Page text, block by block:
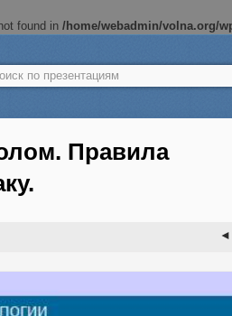
found in /home/webadmin/volna.org/
Правила
◄